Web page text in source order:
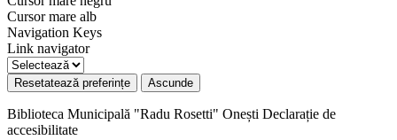
Cursor mare alb
Navigation Keys
Link navigator
Resetatează preferințe Ascunde
Biblioteca Municipală "Radu Rosetti" Onești Declarație de
accesibilitate